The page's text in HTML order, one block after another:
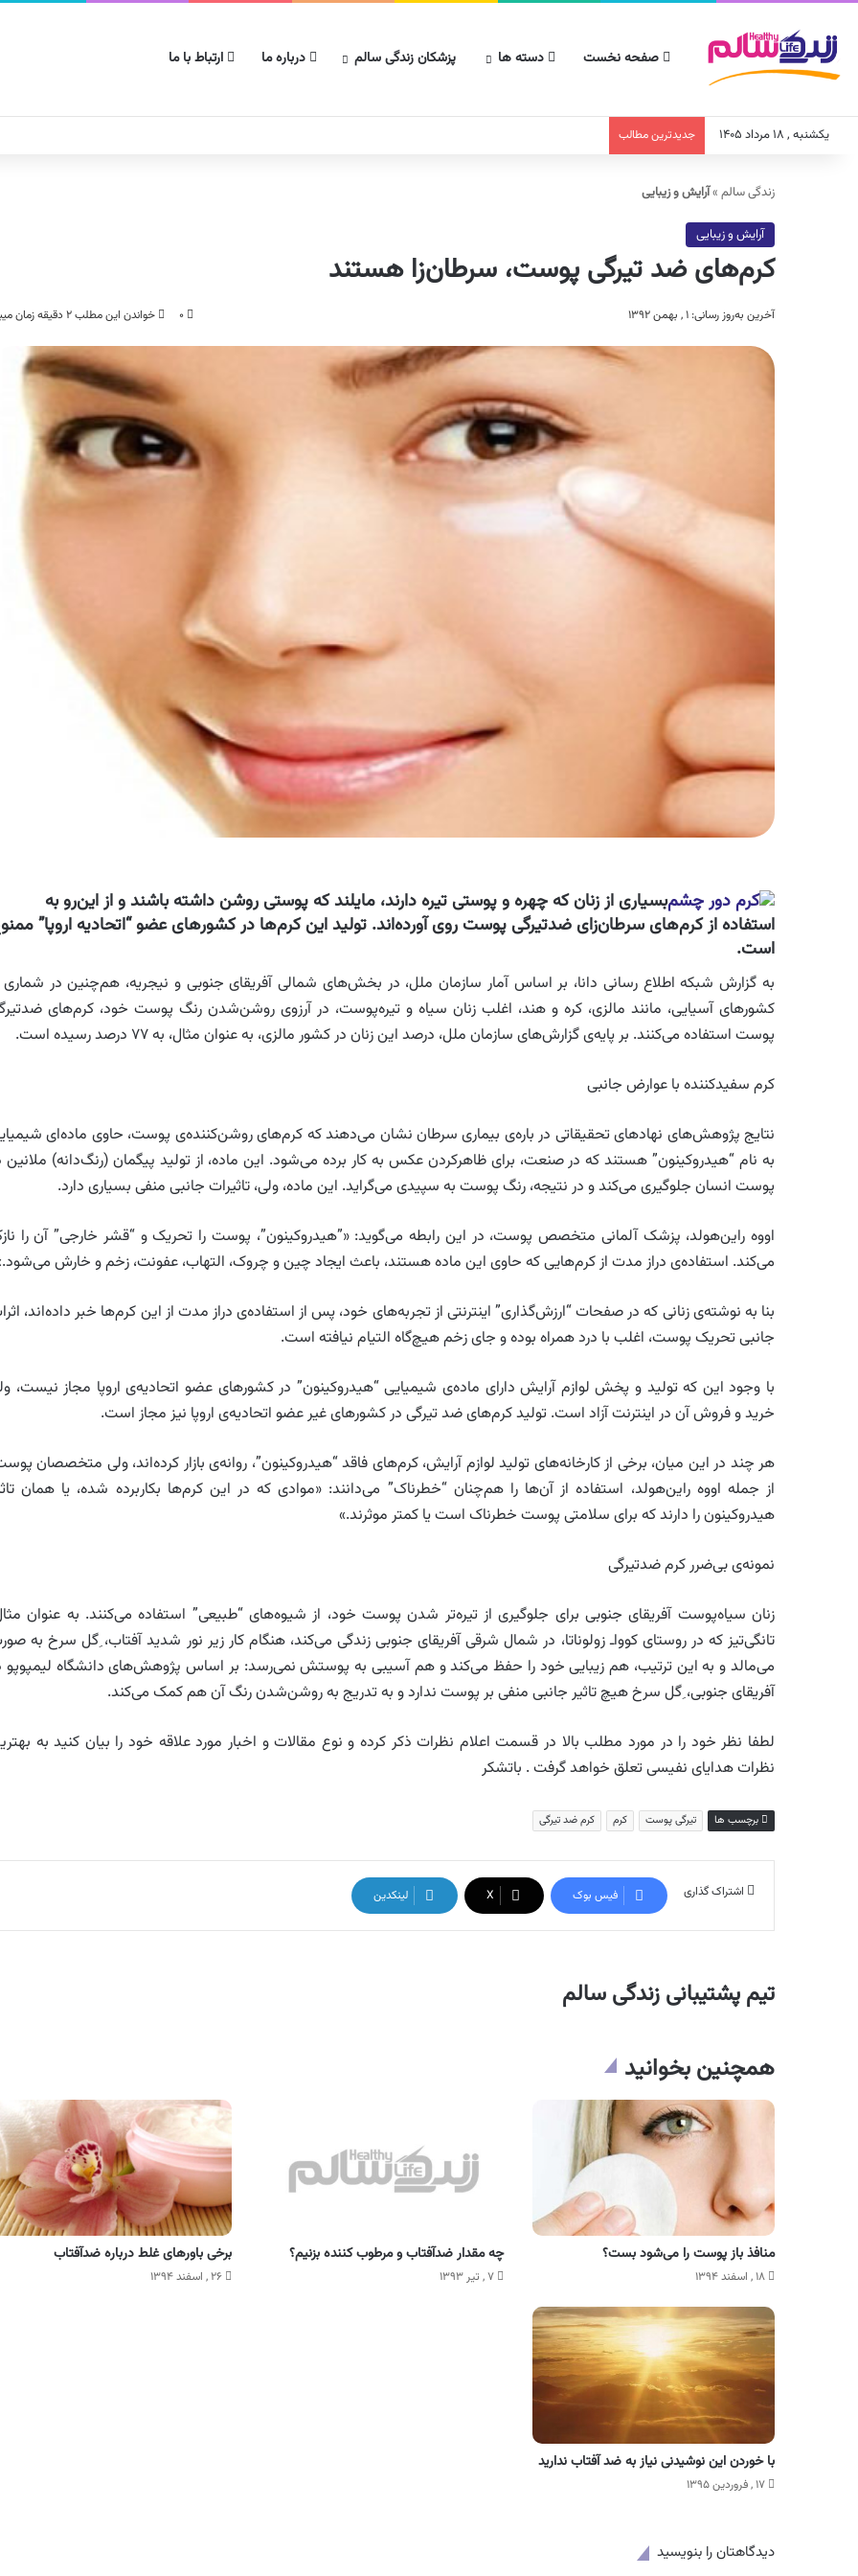
صفحه نخست دسته ها پزشکان زندگی سالم درباره ما ارتباط با ما
یکشنبه , ۱۸ مرداد ۱۴۰۵ جدیدترین مطالب
زندگی سالم »آرایش و زیبایی
آرایش و زیبایی
کرم‌های ضد تیرگی پوست، سرطان‌زا هستند
آخرین به‌روز رسانی: ۱ , بهمن ۱۳۹۲ ۰ خواندن این مطلب ۲ دقیقه زمان میبرد
بسیاری از زنان که چهره و پوستی تیره دارند، مایلند که پوستی روشن‌ داشته باشند و از این‌رو به
استفاده از کرم‌های سرطان‌زای ضدتیرگی پوست روی ‌آورده‌اند. تولید این کرم‌ها در کشورهای عضو “اتحادیه‌ اروپا”
است.
به گزارش شبکه اطلاع رسانی دانا، بر اساس آمار سازمان ملل، در بخش‌های شمالی آفریقای جنوبی و نیجریه، هم‌چنین در شماری
کشورهای آسیایی، مانند مالزی، کره و هند، اغلب زنان سیاه و تیره‌‌پوست، در آرزوی روشن‌‌شدن رنگ پوست خود، کرم‌های
پوست استفاده می‌کنند. بر پایه‌ی گزارش‌های سازمان ملل، درصد این زنان در کشور مالزی، به عنوان مثال، به ۷۷ درصد رسیده است.
کرم سفیدکننده با عوارض جانبی
نتایج پژوهش‌های نهادهای تحقیقاتی در باره‌ی بیماری سرطان نشان می‌دهند که کرم‌های روشن‌کننده‌ی پوست، حاوی ماده‌ا‌ی
به نام “هیدروکینون” هستند که در صنعت، برای ظاهر‌کردن عکس به کار برده می‌شود. این ماده‌، از تولید پیگمان (رنگ‌دانه) ملانین
پوست انسان جلوگیری می‌کند و در نتیجه، رنگ پوست به سپیدی می‌گراید. این ماده، ولی، تاثیرات جانبی منفی بسیاری دارد.
اووه راین‌هولد، پزشک آلمانی متخصص پوست، در این رابطه می‌گوید: «”هیدروکینون”، پوست را تحریک و “قشر خارجی” آن را
می‌کند. استفاده‌ی دراز مدت از کرم‌هایی که حاوی این ماده هستند، باعث ایجاد چین و چروک، التهاب، عفونت، زخم و خارش
بنا به نوشته‌ی زنانی که در صفحات “ارزش‌گذاری” اینترنتی از تجربه‌ها‌ی خود، پس از استفاده‌ی دراز مدت از این کرم‌ها خبر داده‌اند،
جانبی تحریک پوست، اغلب با درد همراه بوده و جای زخم هیچ‌گاه التیام نیافته است.
با وجود این که تولید و پخش لوازم آرایش دارای ماده‌ی شیمیایی “هیدروکینون” در کشورهای عضو اتحادیه‌ی اروپا مجاز نیست،
خرید و فروش آن در اینترنت آزاد است. تولید کرم‌های ضد تیرگی در کشورهای غیر عضو اتحادیه‌ی اروپا نیز مجاز است.
هر چند در این میان، برخی از کارخانه‌های تولید لوازم آرایش، کرم‌های فاقد “هیدروکینون”، روانه‌ی بازار کرده‌اند، ولی متخصصان
از جمله اووه راین‌هولد، استفاده از آن‌ها را هم‌چنان “خطرناک” می‌دانند: «موادی که در این کرم‌ها بکار‌برده شده، یا همان
هیدروکینون را دارند که برای سلامتی پوست خطرناک است یا کمتر موثرند.»
نمونه‌ی بی‌ضرر کرم ضدتیرگی
زنان سیاه‌پوست آفریقای جنوبی برای جلوگیری از تیره‌تر شدن پوست خود، از شیوه‌های “طبیعی” استفاده می‌کنند. به عنوان
تانگی‌تیز که در روستای کوواـ زولوناتا‌، در شمال شرقی آفریقای جنوبی زندگی می‌کند، هنگام کار زیر نور شدید آفتاب، ِگل سرخ به
می‌مالد و به این ترتیب، هم زیبایی خود را حفظ می‌کند و هم آسیبی به پوستش نمی‌رسد: بر اساس پژوهش‌های دانشگاه لیمپوپو
آفریقای جنوبی، ِگل سرخ هیچ تاثیر جانبی منفی بر پوست ندارد و به تدریج به روشن‌شدن رنگ آن هم کمک می‌کند.
لطفا نظر خود را در مورد مطلب بالا در قسمت اعلام نظرات ذکر کرده و نوع مقالات و اخبار مورد علاقه خود را بیان کنید به
نظرات هدایای نفیسی تعلق خواهد گرفت . باتشکر
برچسب ها تیرگی پوست کرم کرم ضد تیرگی
اشتراک گذاری فیس بوک X لینکدین
تیم پشتیبانی زندگی سالم
همچنین بخوانید
منافذ باز پوست را می‌شود بست؟
۱۸ , اسفند ۱۳۹۴
چه مقدار ضدآفتاب و مرطوب کننده بزنیم؟
۷ , تیر ۱۳۹۳
برخی باورهای غلط درباره ضدآفتاب
۲۶ , اسفند ۱۳۹۴
با خوردن این نوشیدنی نیاز به ضد آفتاب ندارید
۱۷ , فروردین ۱۳۹۵
دیدگاهتان را بنویسید